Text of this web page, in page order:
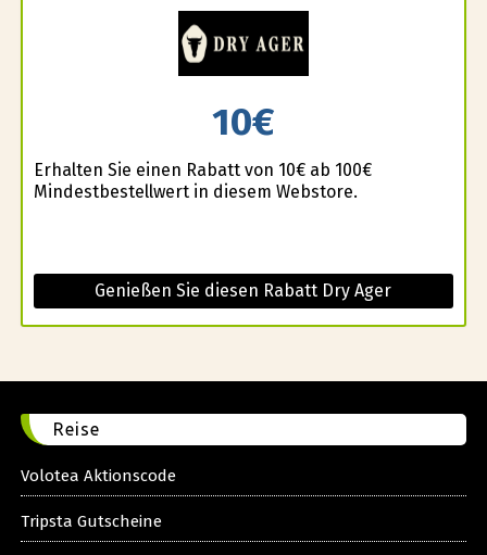
10€
Erhalten Sie einen Rabatt von 10€ ab 100€
Mindestbestellwert in diesem Webstore.
Genießen Sie diesen Rabatt Dry Ager
Reise
Volotea Aktionscode
Tripsta Gutscheine